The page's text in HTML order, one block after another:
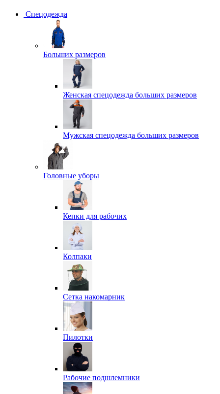
Спецодежда
Больших размеров
Женская спецодежда больших размеров
Мужская спецодежда больших размеров
Головные уборы
Кепки для рабочих
Колпаки
Сетка накомарник
Пилотки
Рабочие подшлемники